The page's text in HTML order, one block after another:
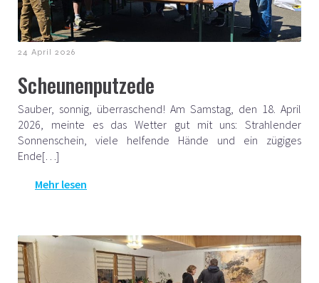
24 April 2026
Scheunenputzede
Sauber, sonnig, überraschend! Am Samstag, den 18. April
2026, meinte es das Wetter gut mit uns: Strahlender
Sonnenschein, viele helfende Hände und ein zügiges
Ende[…]
Mehr lesen